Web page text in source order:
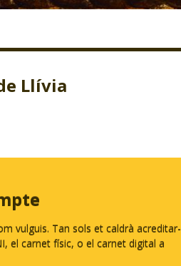
Llívia
vulguis. Tan sols et caldrà acreditar-
el carnet físic, o el carnet digital a